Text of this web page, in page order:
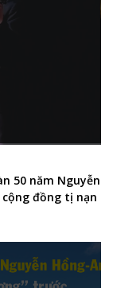
50 năm Nguyễn
đồng tị nạn